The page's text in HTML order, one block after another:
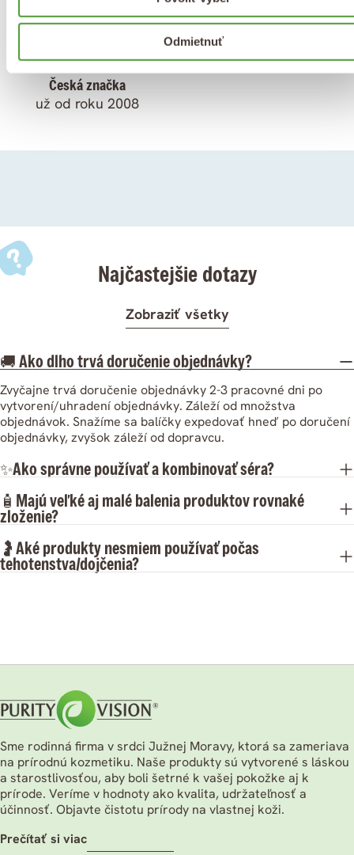
Odmietnuť
Česká značka
už od roku 2008
Najčastejšie dotazy
Zobraziť všetky
🚚 Ako dlho trvá doručenie objednávky?
Zvyčajne trvá doručenie objednávky 2-3 pracovné dni po
vytvorení/uhradení objednávky. Záleží od množstva
objednávok. Snažíme sa balíčky expedovať hneď po doručení
objednávky, zvyšok záleží od dopravcu.
✨Ako správne používať a kombinovať séra?
🧴Majú veľké aj malé balenia produktov rovnaké
zloženie?
🤰Aké produkty nesmiem používať počas
tehotenstva/dojčenia?
Sme rodinná firma v srdci Južnej Moravy, ktorá sa zameriava
na prírodnú kozmetiku. Naše produkty sú vytvorené s láskou
a starostlivosťou, aby boli šetrné k vašej pokožke aj k
prírode. Veríme v hodnoty ako kvalita, udržateľnosť a
účinnosť. Objavte čistotu prírody na vlastnej koži.
prečítať si viac